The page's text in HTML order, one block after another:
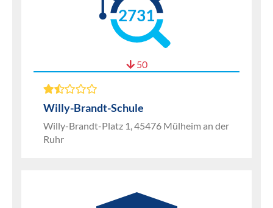
2731
50
Willy-Brandt-Schule
Willy-Brandt-Platz 1, 45476 Mülheim an der
Ruhr